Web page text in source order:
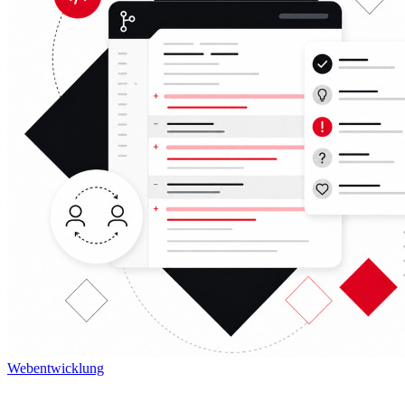
Webentwicklung